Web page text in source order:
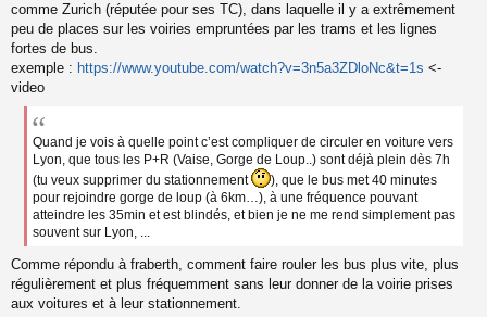
comme Zurich (réputée pour ses TC), dans laquelle il y a extrêmement
peu de places sur les voiries empruntées par les trams et les lignes
fortes de bus.
exemple : https://www.youtube.com/watch?v=3n5a3ZDloNc&t=1s <-
video
Quand je vois à quelle point c’est compliquer de circuler en voiture vers
Lyon, que tous les P+R (Vaise, Gorge de Loup..) sont déjà plein dès 7h
(tu veux supprimer du stationnement
), que le bus met 40 minutes
pour rejoindre gorge de loup (à 6km…), à une fréquence pouvant
atteindre les 35min et est blindés, et bien je ne me rend simplement pas
souvent sur Lyon, ...
Comme répondu à fraberth, comment faire rouler les bus plus vite, plus
régulièrement et plus fréquemment sans leur donner de la voirie prises
aux voitures et à leur stationnement.